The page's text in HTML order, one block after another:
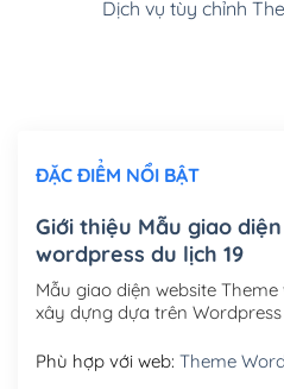
Cài đặt SMTP Mail cho
Mua thêm Host + Tên miền
Tên miền quốc tế .com
Tên miền Việt Nam .vn (1
Hosting 2GB SSD (1 năm)
Hosting 3GB SSD (1 năm)
Dịch vụ tùy chỉnh
ĐẶC ĐIỂM NỔI BẬT
Giới thiệu Mẫu giao
wordpress du lịch 19
Mẫu giao diện website
xây dựng dựa trên
Phù hợp với web: Theme